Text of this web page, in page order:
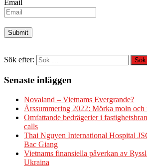
Email
Sök efter:
Senaste inläggen
Novaland – Vietnams Evergrande?
Årssummering 2022: Mörka moln och
Omfattande bedrägerier i
calls
Thai Nguyen International Hospital
Bac Giang
Vietnams finansiella påverkan av
Ukraina